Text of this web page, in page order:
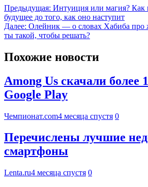
Предыдущая: Интуиция или магия? Как
будущее до того, как оно наступит
Далее: Олейник — о словах Хабиба про
ты такой, чтобы решать?
Похожие новости
Among Us скачали более
Google Play
Чемпионат.com4 месяца спустя 0
Перечислены лучшие
смартфоны
Lenta.ru4 месяца спустя 0